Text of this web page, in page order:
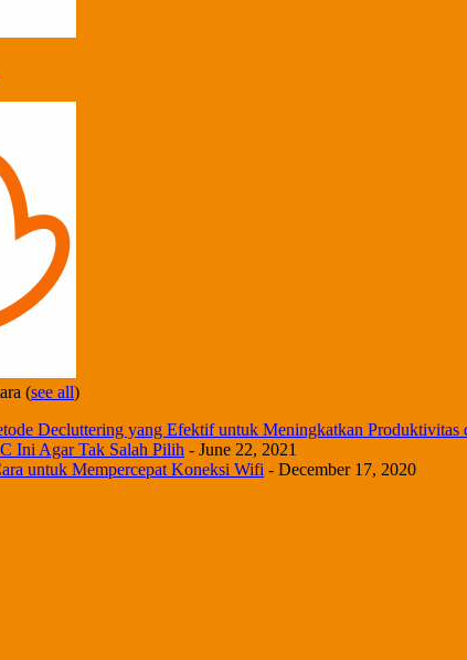
(see all)
Decluttering yang Efektif untuk Meningkatkan
Ini Agar Tak Salah Pilih - June 22, 2021
untuk Mempercepat Koneksi Wifi - December 17, 2020